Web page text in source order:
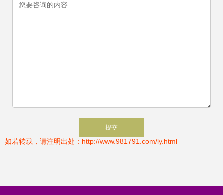
如若转载，请注明出处：http://www.981791.com/ly.html